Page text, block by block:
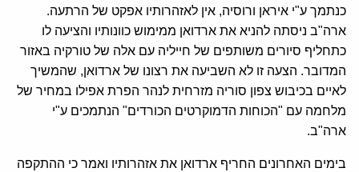
כנתמך ע"י איראן ורוסיה, אין לאזהרותיו אפקט של הרתעה.
ארה"ב ניסתה להניא את ארדואן ממימוש כוונותיו והציעה לו
כתחליף סיורים משותפים של חייליה עם אלה של טורקיה באזור
המדובר. הצעה זו לא השביעה את רצונו של ארדואן, שהמשיך
לאיים בכיבוש צפון סוריה מזרחית לנהר הפרת אפילו במחיר של
מלחמה עם "הכוחות הדמוקרטים הכורדים" הנתמכים ע"י
ארה"ב.
בימים האחרונים החריף ארדואן את אזהרותיו ואמר כי ההתקפה